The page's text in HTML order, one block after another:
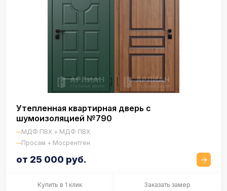
Утепленная квартирная дверь с
шумоизоляцией №790
МДФ ПВХ + МДФ ПВХ
Просам + Мосрентген
от 25 000 руб.
Купить в 1 клик Заказать замер